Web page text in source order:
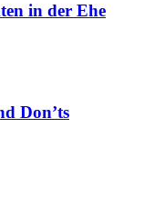
in der Ehe
Don’ts